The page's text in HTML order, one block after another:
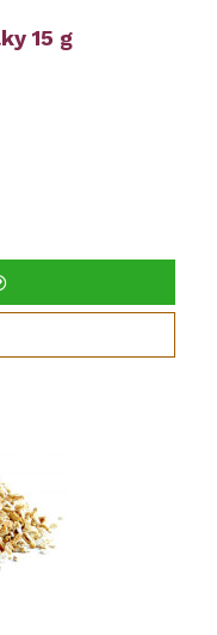
15 g